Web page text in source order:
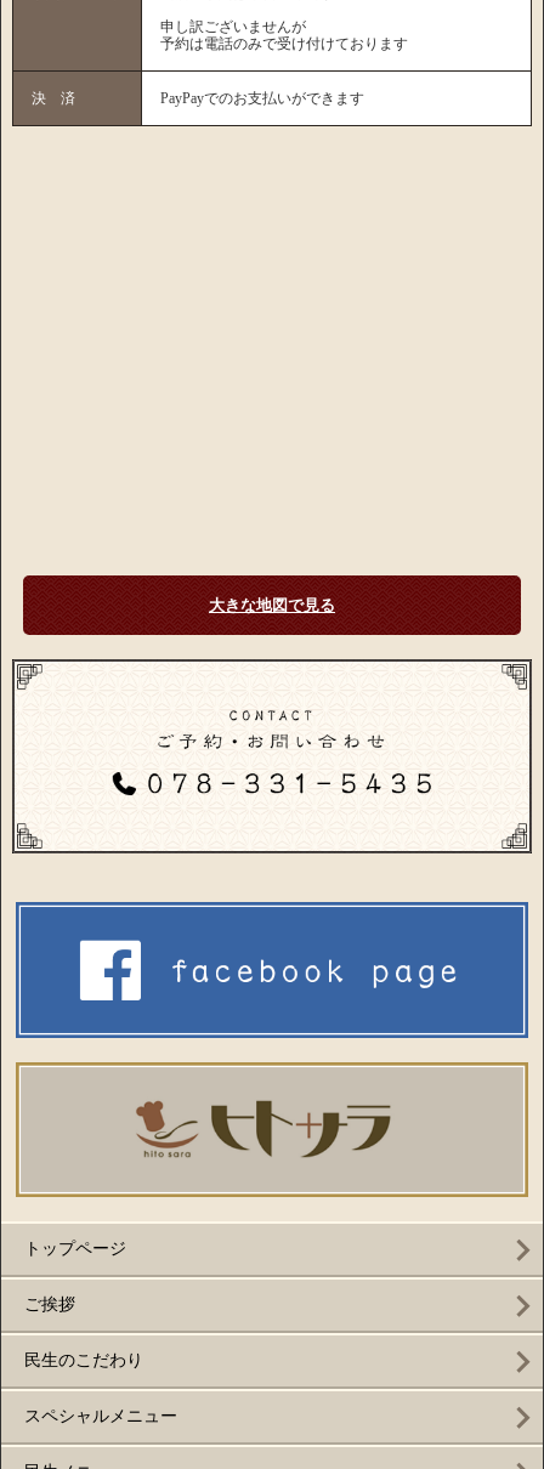
申し訳ございませんが
予約は電話のみで受け付けております
決 済 PayPayでのお支払いができます
大きな地図で見る
トップページ
ご挨拶
民生のこだわり
スペシャルメニュー